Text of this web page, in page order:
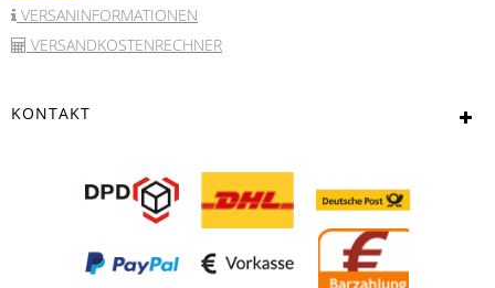
VERSANINFORMATIONEN
VERSANDKOSTENRECHNER
KONTAKT